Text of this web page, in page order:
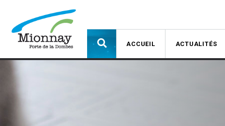
ACCUEIL ACTUALITÉS